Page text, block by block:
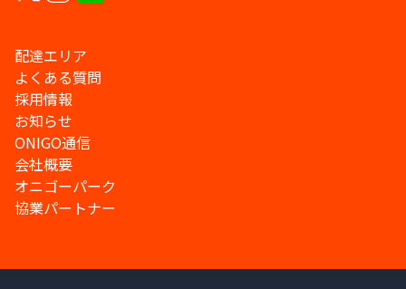
配達エリア
よくある質問
採用情報
お知らせ
ONIGO通信
会社概要
オニゴーパーク
協業パートナー